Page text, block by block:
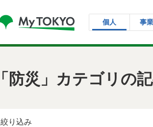
個人 事
「防災」カテゴリの
絞り込み